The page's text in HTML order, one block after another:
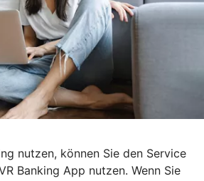
nutzen, können Sie den Service
Banking App nutzen. Wenn Sie